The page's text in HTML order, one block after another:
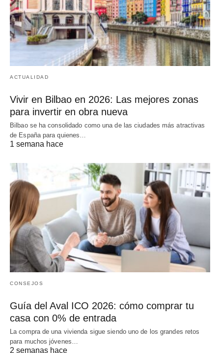
ACTUALIDAD
Vivir en Bilbao en 2026: Las mejores zonas
para invertir en obra nueva
Bilbao se ha consolidado como una de las ciudades más atractivas
de España para quienes…
1 semana hace
CONSEJOS
Guía del Aval ICO 2026: cómo comprar tu
casa con 0% de entrada
La compra de una vivienda sigue siendo uno de los grandes retos
para muchos jóvenes…
2 semanas hace